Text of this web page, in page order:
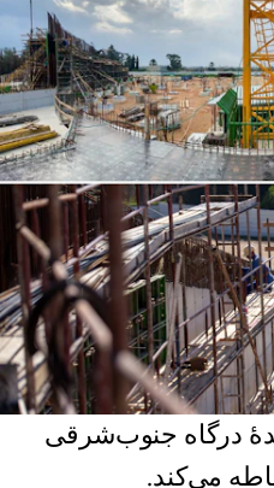
درگاه جنوب‌شرقی
می‌کند.